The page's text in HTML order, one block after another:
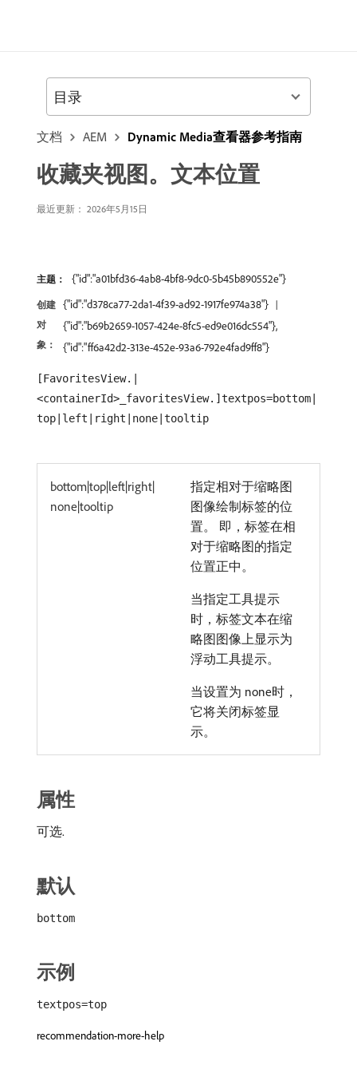
文档 AEM Dynamic Media查看器参考指南
收藏夹视图。文本位置
最近更新： 2026年5月15日
主题： {"id":"a01bfd36-4ab8-4bf8-9dc0-5b45b890552e"}
创建
对
象：
{"id":"d378ca77-2da1-4f39-ad92-1917fe974a38"}
{"id":"b69b2659-1057-424e-8fc5-ed9e016dc554"},
{"id":"ff6a42d2-313e-452e-93a6-792e4fad9ff8"}
[FavoritesView.|
<containerId>_favoritesView.]textpos=bottom|
top|left|right|none|tooltip
bottom|top|left|right|
none|tooltip
指定相对于缩略图
图像绘制标签的位
置。 即，标签在相
对于缩略图的指定
位置正中。
当指定工具提示
时，标签文本在缩
略图图像上显示为
浮动工具提示。
当设置为 none时，
它将关闭标签显
示。
属性
可选.
默认
bottom
示例
textpos=top
recommendation-more-help
目录